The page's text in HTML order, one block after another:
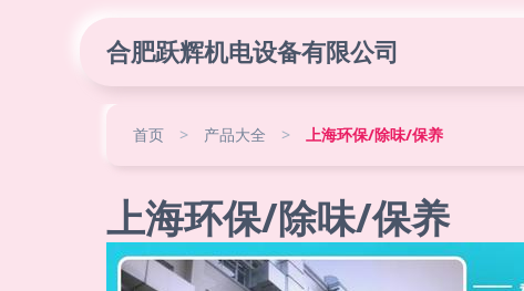
合肥跃辉机电设备有限公司
首页 > 产品大全 > 上海环保/除味/保养
上海环保/除味/保养